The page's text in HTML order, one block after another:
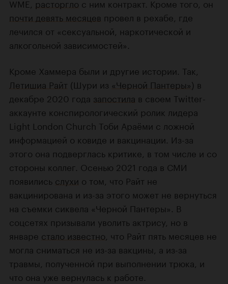
WME, расторгло с ним контракт. Кроме того, он
почти девять месяцев провел в рехабе, где
лечился от «сексуальной, наркотической и
алкогольной зависимостей».
Кроме Хаммера были и другие истории. Так,
Летишиа Райт (Шури из «Черной Пантеры») в
декабре 2020 года запостила в своем Twitter-
аккаунте конспирологический ролик лидера
Light London Church Тоби Араёми с ложной
информацией о ковиде и вакцинации. Из-за
этого она подверглась критике, в том числе и со
стороны коллег. Осенью 2021 года в СМИ
появились слухи о том, что Райт не
вакцинирована и из-за этого может не вернуться
на съемки сиквела «Черной Пантеры». В
соцсетях призывали уволить актрису, но в
январе стало известно, что Райт пять месяцев не
могла сниматься не из-за вакцины, а из-за
травмы, полученной при выполнении трюка, и
что она уже вернулась к работе.